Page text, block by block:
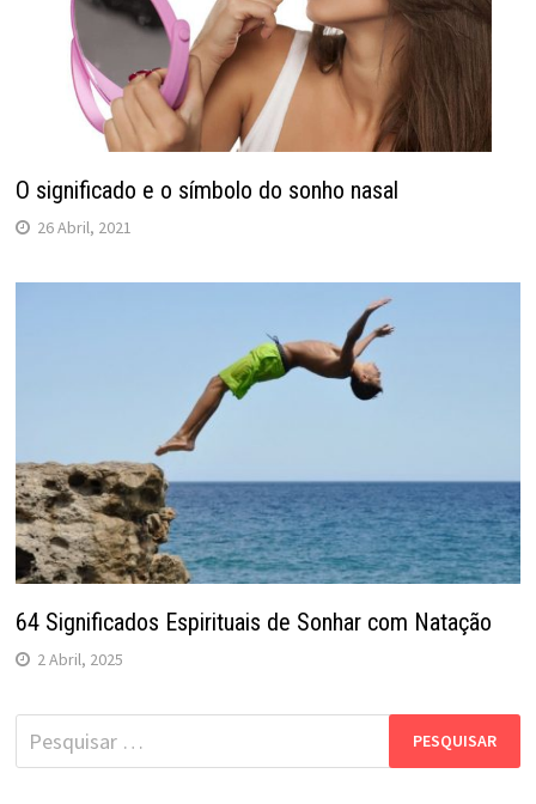
O significado e o símbolo do sonho nasal
26 Abril, 2021
64 Significados Espirituais de Sonhar com Natação
2 Abril, 2025
Pesquisar
por: